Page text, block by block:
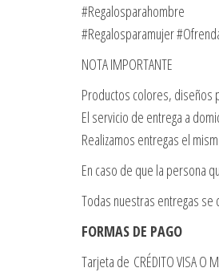
#Regalosparahombre
#Regalosparamujer
NOTA IMPORTANTE
Productos colores, diseños
El servicio de entrega a
Realizamos entregas el
En caso de que la persona
Todas nuestras entregas se
FORMAS DE PAGO
Tarjeta de CRÉDITO VISA O